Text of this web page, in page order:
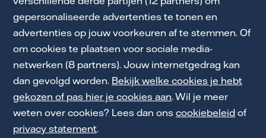
gepersonaliseerde advertenties te tonen en
advertenties op jouw voorkeuren af te stemmen. Of
om cookies te plaatsen voor sociale media-
netwerken (8 partners). Jouw internetgedrag kan
dan gevolgd worden. Bekijk welke cookies je hebt
gekozen of pas hier je cookies aan. Wil je meer
weten over cookies? Lees dan onscookiebeleidof
privacy statement.
Salderen stopt in 2027: wat